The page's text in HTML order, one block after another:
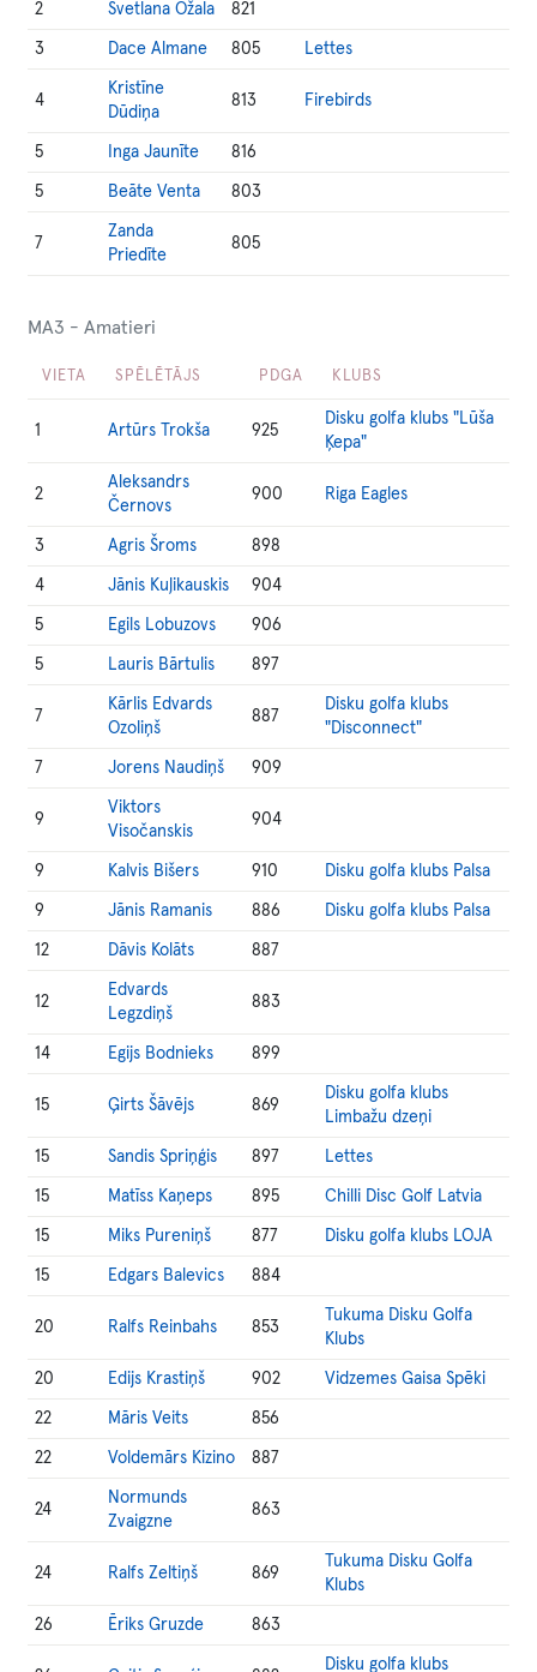
2 Svetlana Ožala 821
3 Dace Almane 805 Lettes
4
Kristīne
Dūdiņa
813 Firebirds
5 Inga Jaunīte 816
5 Beāte Venta 803
7
Zanda
Priedīte
805
MA3 - Amatieri
VIETA SPĒLĒTĀJS PDGA KLUBS
1 Artūrs Trokša 925
Disku golfa klubs "Lūša
Ķepa"
2
Aleksandrs
Černovs
900 Riga Eagles
3 Agris Šroms 898
4 Jānis Kuļikauskis 904
5 Egils Lobuzovs 906
5 Lauris Bārtulis 897
7
Kārlis Edvards
Ozoliņš
887
Disku golfa klubs
"Disconnect"
7 Jorens Naudiņš 909
9
Viktors
Visočanskis
904
9 Kalvis Bišers 910 Disku golfa klubs Palsa
9 Jānis Ramanis 886 Disku golfa klubs Palsa
12 Dāvis Kolāts 887
12
Edvards
Legzdiņš
883
14 Egijs Bodnieks 899
15 Ģirts Šāvējs 869
Disku golfa klubs
Limbažu dzeņi
15 Sandis Spriņģis 897 Lettes
15 Matīss Kaņeps 895 Chilli Disc Golf Latvia
15 Miks Pureniņš 877 Disku golfa klubs LOJA
15 Edgars Balevics 884
20 Ralfs Reinbahs 853
Tukuma Disku Golfa
Klubs
20 Edijs Krastiņš 902 Vidzemes Gaisa Spēki
22 Māris Veits 856
22 Voldemārs Kizino 887
24
Normunds
Zvaigzne
863
24 Ralfs Zeltiņš 869
Tukuma Disku Golfa
Klubs
26 Ēriks Gruzde 863
Disku golfa klubs